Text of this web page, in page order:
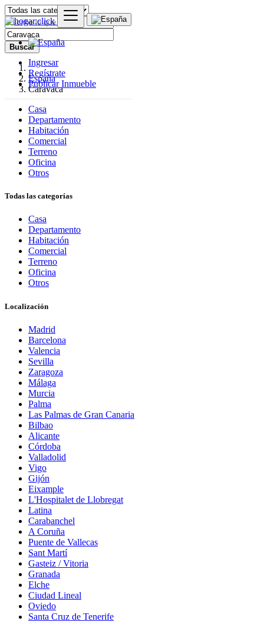
Ingresar
Regístrate
Publicar Inmueble
Buscar
España
Caravaca
Casa
Departamento
Habitación
Comercial
Terreno
Oficina
Otros
Todas las categorías
Casa
Departamento
Habitación
Comercial
Terreno
Oficina
Otros
Localización
Madrid
Barcelona
Valencia
Sevilla
Zaragoza
Málaga
Murcia
Palma
Las Palmas de Gran Canaria
Bilbao
Alicante
Córdoba
Valladolid
Vigo
Gijón
Eixample
L'Hospitalet de Llobregat
Latina
Carabanchel
A Coruña
Puente de Vallecas
Sant Martí
Gasteiz / Vitoria
Granada
Elche
Ciudad Lineal
Oviedo
Santa Cruz de Tenerife